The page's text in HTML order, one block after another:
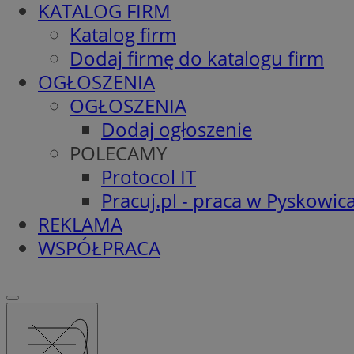
KATALOG FIRM
Katalog firm
Dodaj firmę do katalogu firm
OGŁOSZENIA
OGŁOSZENIA
Dodaj ogłoszenie
POLECAMY
Protocol IT
Pracuj.pl - praca w
REKLAMA
WSPÓŁPRACA